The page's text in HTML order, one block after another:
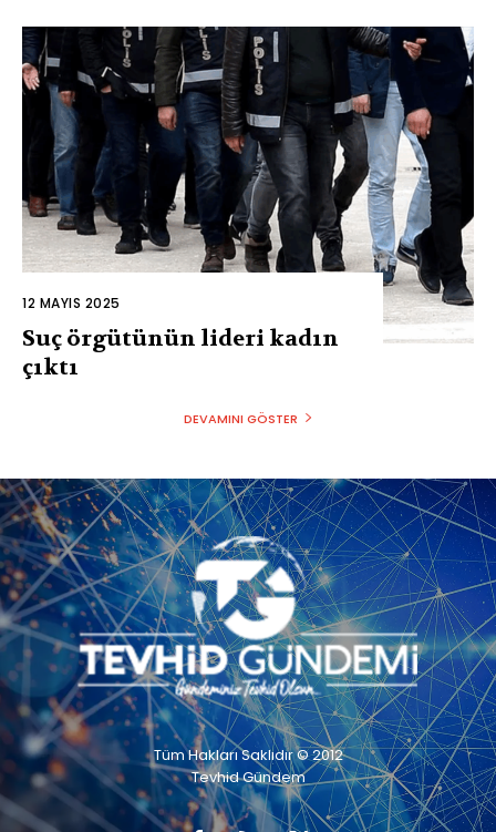
12 MAYIS 2025
Suç örgütünün lideri kadın
çıktı
DEVAMINI GÖSTER
Tüm Hakları Saklıdır © 2012
Tevhid Gündem